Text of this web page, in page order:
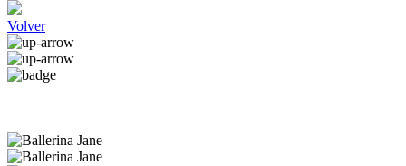
Volver